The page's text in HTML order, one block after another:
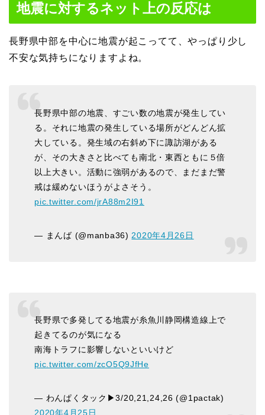
地震に対するネット上の反応は
長野県中部を中心に地震が起こってて、やっぱり少し
不安な気持ちになりますよね。
長野県中部の地震、すごい数の地震が発生してい
る。それに地震の発生している場所がどんどん拡
大している。発生域の右斜め下に諏訪湖がある
が、その大きさと比べても南北・東西ともに５倍
以上大きい。活動に強弱があるので、まだまだ警
戒は緩めないほうがよさそう。
pic.twitter.com/jrA88m2I91
— まんば (@manba36) 2020年4月26日
長野県で多発してる地震が糸魚川静岡構造線上で
起きてるのが気になる
南海トラフに影響しないといいけど
pic.twitter.com/zcO5Q9JfHe
— わんぱくタック▶︎3/20,21,24,26 (@1pactak)
2020年4月25日